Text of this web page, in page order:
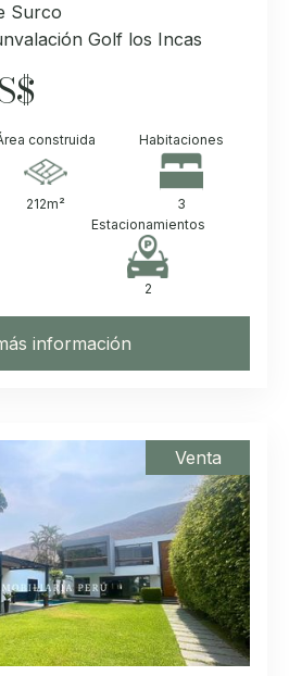
Surco
Golf los Incas
construida
212m²
Habitaciones
3
Estacionamientos
2
información
Venta